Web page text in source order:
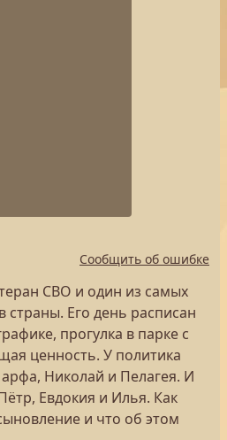
Сообщить об ошибке
СВО и один из самых
страны. Его день расписан
прогулка в парке с
ценность. У политика
Николай и Пелагея. И
Евдокия и Илья. Как
и что об этом